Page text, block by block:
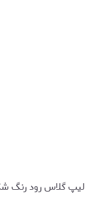
لیپ گلاس رود رنگ